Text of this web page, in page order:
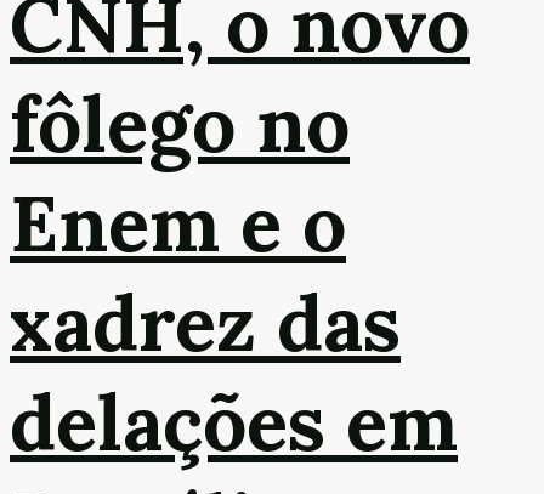
CNH, o novo
fôlego no
Enem e o
xadrez das
delações em